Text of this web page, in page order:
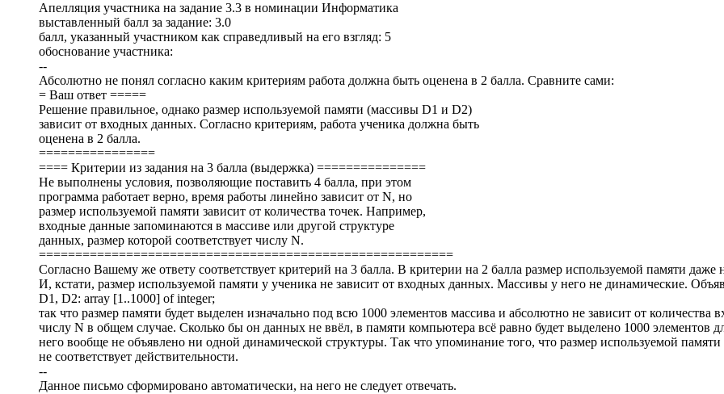
Апелляция участника на задание 3.3 в номинации Информатика
выставленный балл за задание: 3.0
балл, указанный участником как справедливый на его взгляд: 5
обоснование участника:
--
Абсолютно не понял согласно каким критериям работа должна быть оценена в 2 балла. Сравните сами:
= Ваш ответ =====
Решение правильное, однако размер используемой памяти (массивы D1 и D2)
зависит от входных данных. Согласно критериям, работа ученика должна быть
оценена в 2 балла.
================
==== Критерии из задания на 3 балла (выдержка) ===============
Не выполнены условия, позволяющие поставить 4 балла, при этом
программа работает верно, время работы линейно зависит от N, но
размер используемой памяти зависит от количества точек. Например,
входные данные запоминаются в массиве или другой структуре
данных, размер которой соответствует числу N.
=========================================================
Согласно Вашему же ответу соответствует критерий на 3 балла. В критерии на 2 балла размер используемой памяти даже
И, кстати, размер используемой памяти у ученика не зависит от входных данных. Массивы у него не динамические.
D1, D2: array [1..1000] of integer;
так что размер памяти будет выделен изначально под всю 1000 элементов массива и абсолютно не зависит от количества
числу N в общем случае. Сколько бы он данных не ввёл, в памяти компьютера всё равно будет выделено 1000 элементов
него вообще не объявлено ни одной динамической структуры. Так что упоминание того, что размер используемой
не соответствует действительности.
--
Данное письмо сформировано автоматически, на него не следует отвечать.